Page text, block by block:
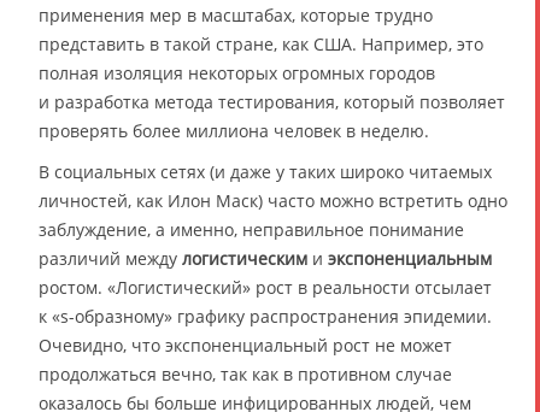
применения мер в масштабах, которые трудно
представить в такой стране, как США. Например, это
полная изоляция некоторых огромных городов
и разработка метода тестирования, который позволяет
проверять более миллиона человек в неделю.
В социальных сетях (и даже у таких широко читаемых
личностей, как Илон Маск) часто можно встретить одно
заблуждение, а именно, неправильное понимание
различий между логистическим и экспоненциальным
ростом. «Логистический» рост в реальности отсылает
к «s-образному» графику распространения эпидемии.
Очевидно, что экспоненциальный рост не может
продолжаться вечно, так как в противном случае
оказалось бы больше инфицированных людей, чем